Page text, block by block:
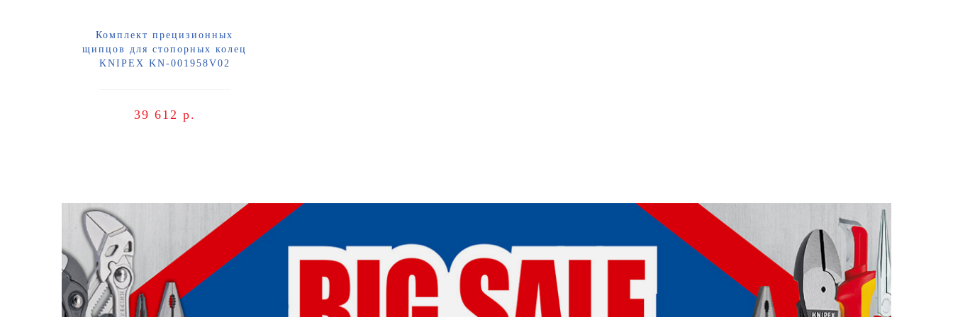
Комплект прецизионных
щипцов для стопорных колец
KNIPEX KN-001958V02
39 612 р.